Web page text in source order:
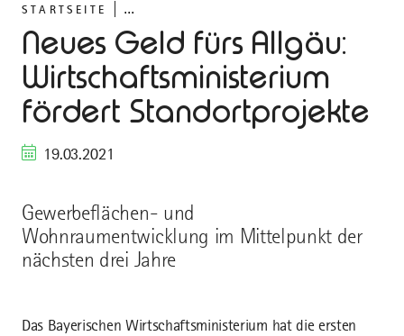
STARTSEITE ...
Neues Geld fürs Allgäu:
Wirtschaftsministerium
fördert Standortprojekte
19.03.2021
Gewerbeflächen- und
Wohnraumentwicklung im Mittelpunkt der
nächsten drei Jahre
Das Bayerischen Wirtschaftsministerium hat die ersten